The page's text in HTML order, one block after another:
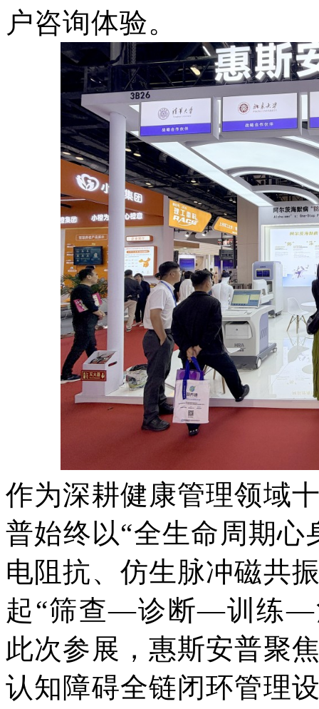
户咨询体验。
作为深耕健康管理领域
普始终以“全生命周期心
电阻抗、仿生脉冲磁共
起“筛查—诊断—训练—
此次参展，惠斯安普聚
认知障碍全链闭环管理